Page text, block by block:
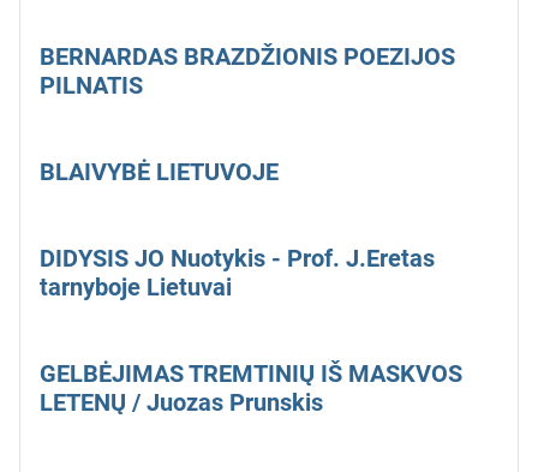
BERNARDAS BRAZDŽIONIS POEZIJOS
PILNATIS
BLAIVYBĖ LIETUVOJE
DIDYSIS JO Nuotykis - Prof. J.Eretas
tarnyboje Lietuvai
GELBĖJIMAS TREMTINIŲ IŠ MASKVOS
LETENŲ / Juozas Prunskis